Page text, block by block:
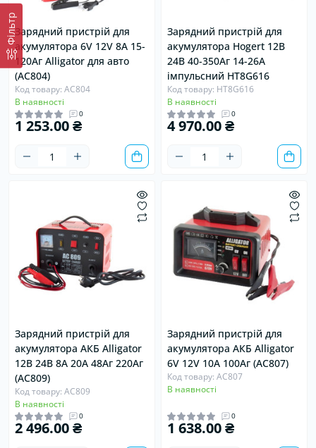
ФiльтрЗарядний пристрій для
акумулятора 6V 12V 8А 15-
120Аг Alligator для авто
(AC804)
Код товару: AC804
В наявності
0
1 253.00 ₴
Зарядний пристрій для
акумулятора Hogert 12В
24В 40-350Аг 14-26А
імпульсний HT8G616
Код товару: HT8G616
В наявності
0
4 970.00 ₴
Зарядний пристрій для
акумулятора АКБ Alligator
12В 24В 8А 20А 48Аг 220Аг
(AC809)
Код товару: AC809
В наявності
0
2 496.00 ₴
Зарядний пристрій для
акумулятора АКБ Alligator
6V 12V 10А 100Аг (AC807)
Код товару: AC807
В наявності
0
1 638.00 ₴